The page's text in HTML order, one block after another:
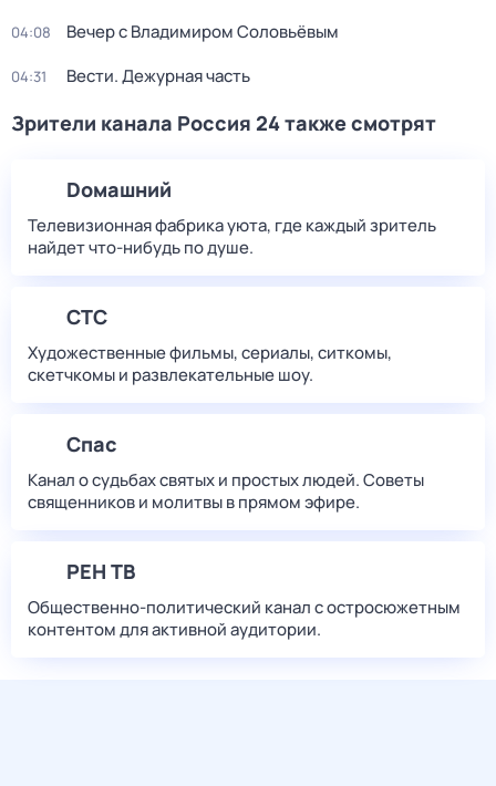
04:08 Вечер с Владимиром Соловьёвым
04:31 Вести. Дежурная часть
Зрители канала Россия 24 также смотрят
Dомашний
Телевизионная фабрика уюта, где каждый зритель
найдет что‑нибудь по душе.
СТС
Художественные фильмы, сериалы, ситкомы,
скетчкомы и развлекательные шоу.
Спас
Канал о судьбах святых и простых людей. Советы
священников и молитвы в прямом эфире.
РЕН ТВ
Общественно-политический канал с остросюжетным
контентом для активной аудитории.